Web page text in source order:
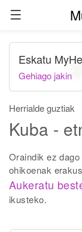
Herrialde guztiak
Kuba -
Oraindik ez
ohikoenak
Aukeratu
ikusteko.
Eskatu
Gehiago jakin